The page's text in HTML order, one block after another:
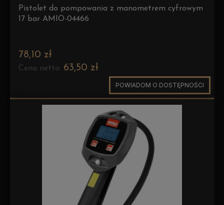
Pistolet do pompowania z manometrem cyfrowym
17 bar AMIO-04466
78,10 zł
Cena netto: 63,50 zł
POWIADOM O DOSTĘPNOŚCI